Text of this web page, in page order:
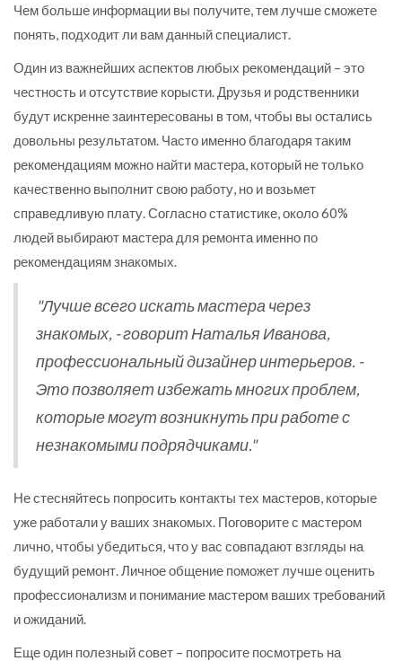
Чем больше информации вы получите, тем лучше сможете
понять, подходит ли вам данный специалист.
Один из важнейших аспектов любых рекомендаций – это
честность и отсутствие корысти. Друзья и родственники
будут искренне заинтересованы в том, чтобы вы остались
довольны результатом. Часто именно благодаря таким
рекомендациям можно найти мастера, который не только
качественно выполнит свою работу, но и возьмет
справедливую плату. Согласно статистике, около 60%
людей выбирают мастера для ремонта именно по
рекомендациям знакомых.
"Лучше всего искать мастера через
знакомых, - говорит Наталья Иванова,
профессиональный дизайнер интерьеров. -
Это позволяет избежать многих проблем,
которые могут возникнуть при работе с
незнакомыми подрядчиками."
Не стесняйтесь попросить контакты тех мастеров, которые
уже работали у ваших знакомых. Поговорите с мастером
лично, чтобы убедиться, что у вас совпадают взгляды на
будущий ремонт. Личное общение поможет лучше оценить
профессионализм и понимание мастером ваших требований
и ожиданий.
Еще один полезный совет – попросите посмотреть на